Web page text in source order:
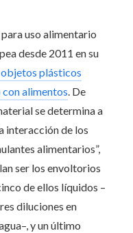
uso alimentario
desde 2011 en su
plásticos
alimentos . De
se determina a
interacción de los
alimentarios”,
ser los envoltorios
de ellos líquidos –
diluciones en
y un último